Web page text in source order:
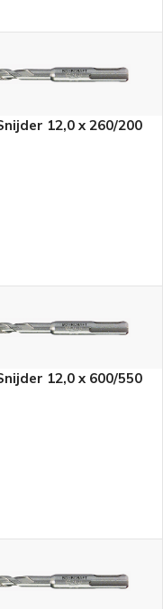
12,0 x 260/200
12,0 x 600/550